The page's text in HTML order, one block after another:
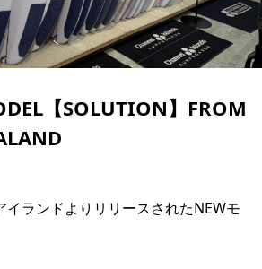
SUPPORT
ご利用ガイド
会員ランク
アフターサポート
【SOLUTION】FROM
ランドよりリリースされたNEWモ